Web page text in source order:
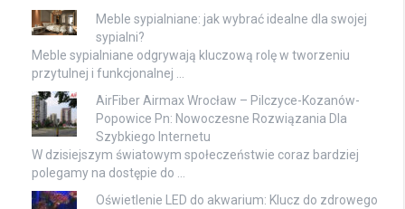
Meble sypialniane: jak wybrać idealne dla swojej
sypialni?
Meble sypialniane odgrywają kluczową rolę w tworzeniu
przytulnej i funkcjonalnej …
AirFiber Airmax Wrocław – Pilczyce-Kozanów-
Popowice Pn: Nowoczesne Rozwiązania Dla
Szybkiego Internetu
W dzisiejszym światowym społeczeństwie coraz bardziej
polegamy na dostępie do …
Oświetlenie LED do akwarium: Klucz do zdrowego